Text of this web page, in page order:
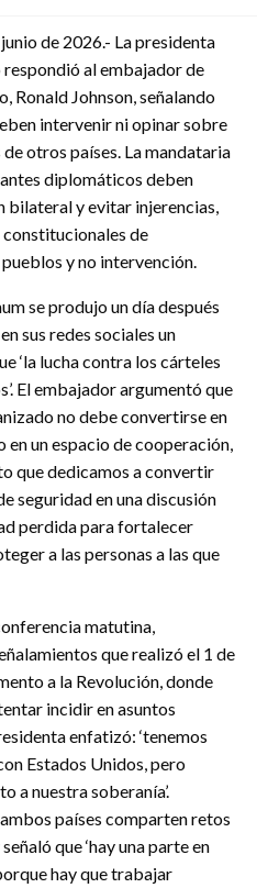
de 2026.- La presidenta
al embajador de
Ronald Johnson, señalando
intervenir ni opinar sobre
otros países. La mandataria
diplomáticos deben
y evitar injerencias,
de
y no intervención.
se produjo un día después
sus redes sociales un
‘la lucha contra los cárteles
El embajador argumentó que
no debe convertirse en
un espacio de cooperación,
que dedicamos a convertir
seguridad en una discusión
perdida para fortalecer
a las personas a las que
matutina,
que realizó el 1 de
a la Revolución, donde
incidir en asuntos
enfatizó: ‘tenemos
Estados Unidos, pero
a nuestra soberanía’.
países comparten retos
que ‘hay una parte en
hay que trabajar